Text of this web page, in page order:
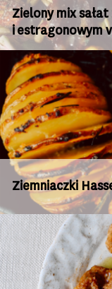
Zielony mix
i estragonowym
Ziemniaczki